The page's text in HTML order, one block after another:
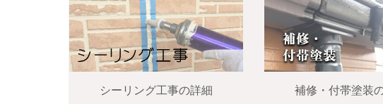
シーリング工事の詳細 補修・付帯塗装